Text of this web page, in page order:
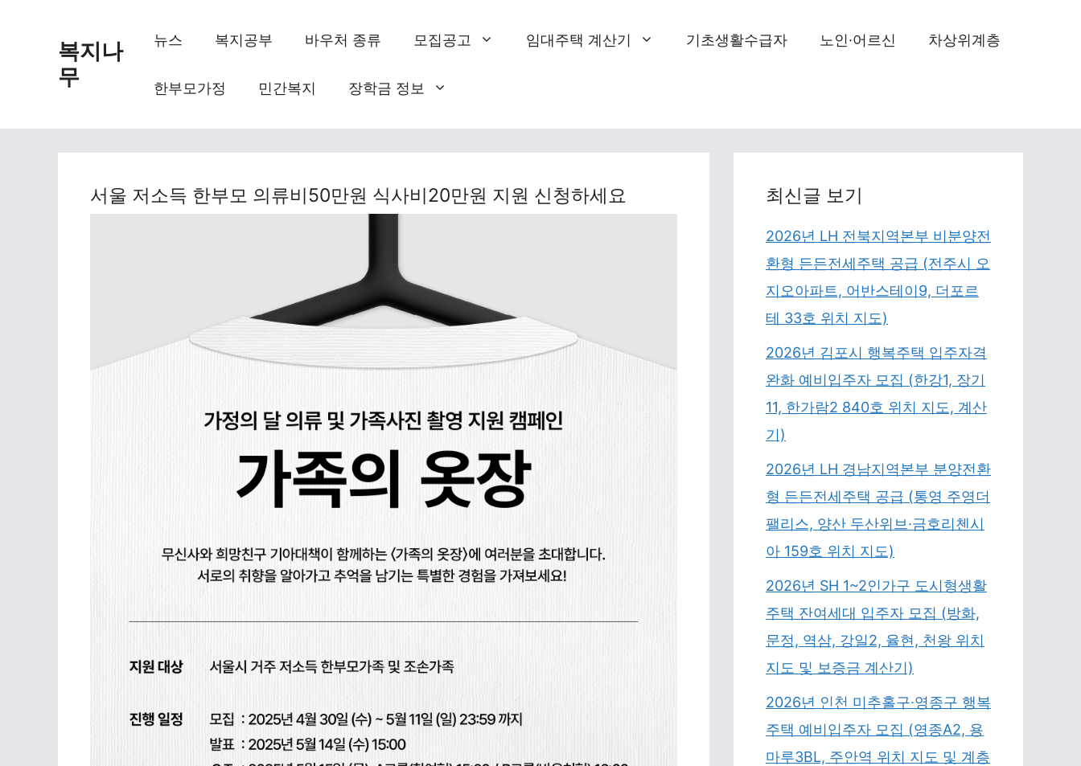
복지나
무
뉴스 복지공부 바우처 종류 모집공고 임대주택 계산기 기초생활수급자 노인·어르신 차상위계층
한부모가정 민간복지 장학금 정보
서울 저소득 한부모 의류비50만원 식사비20만원 지원 신청하세요 최신글 보기
2026년 LH 전북지역본부 비분양전
환형 든든전세주택 공급 (전주시 오
지오아파트, 어반스테이9, 더포르
테 33호 위치 지도)
2026년 김포시 행복주택 입주자격
완화 예비입주자 모집 (한강1, 장기
11, 한가람2 840호 위치 지도, 계산
기)
2026년 LH 경남지역본부 분양전환
형 든든전세주택 공급 (통영 주영더
팰리스, 양산 두산위브·금호리첸시
아 159호 위치 지도)
2026년 SH 1~2인가구 도시형생활
주택 잔여세대 입주자 모집 (방화,
문정, 역삼, 강일2, 율현, 천왕 위치
지도 및 보증금 계산기)
2026년 인천 미추홀구·영종구 행복
주택 예비입주자 모집 (영종A2, 용
마루3BL, 주안역 위치 지도 및 계층